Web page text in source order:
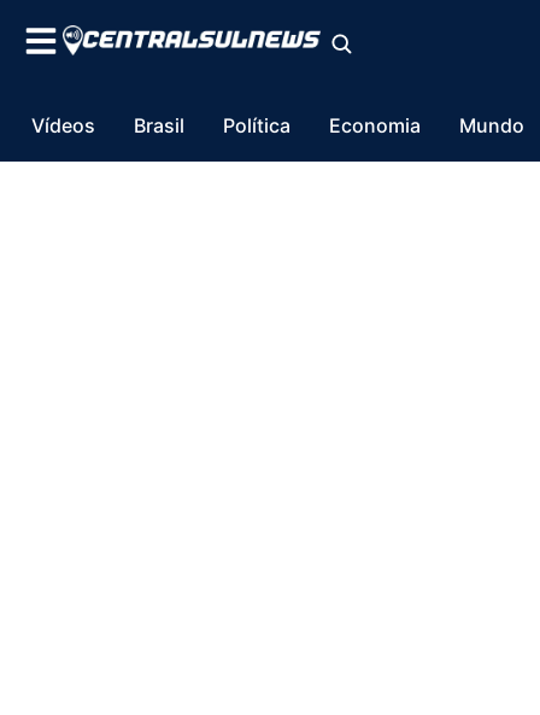
Vídeos Brasil Política Economia Mundo